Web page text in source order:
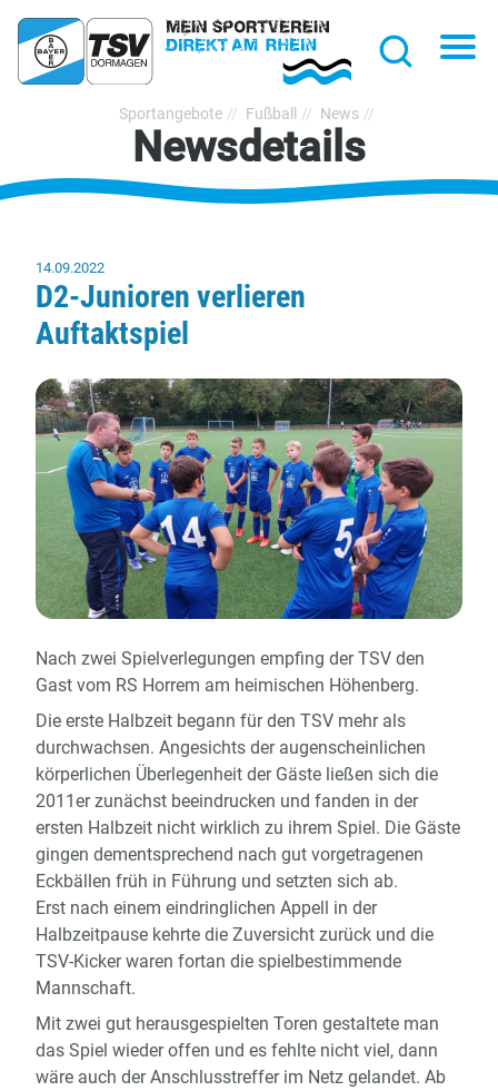
TSV
Bayer
Dormagen
1920
Sportangebote Fußball News
Newsdetails
14.09.2022
D2-Junioren verlieren
Auftaktspiel
Nach zwei Spielverlegungen empfing der TSV den
Gast vom RS Horrem am heimischen Höhenberg.
Die erste Halbzeit begann für den TSV mehr als
durchwachsen. Angesichts der augenscheinlichen
körperlichen Überlegenheit der Gäste ließen sich die
2011er zunächst beeindrucken und fanden in der
ersten Halbzeit nicht wirklich zu ihrem Spiel. Die Gäste
gingen dementsprechend nach gut vorgetragenen
Eckbällen früh in Führung und setzten sich ab.
Erst nach einem eindringlichen Appell in der
Halbzeitpause kehrte die Zuversicht zurück und die
TSV-Kicker waren fortan die spielbestimmende
Mannschaft.
Mit zwei gut herausgespielten Toren gestaltete man
das Spiel wieder offen und es fehlte nicht viel, dann
wäre auch der Anschlusstreffer im Netz gelandet. Ab